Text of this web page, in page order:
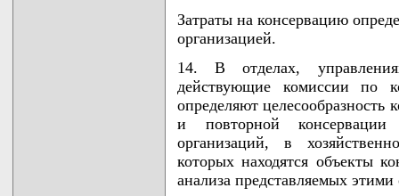
Затраты на консервацию
организацией.
14. В отделах,
действующие комиссии по
определяют целесообразность
и повторной
организаций, в
которых находятся объекты
анализа представляемых